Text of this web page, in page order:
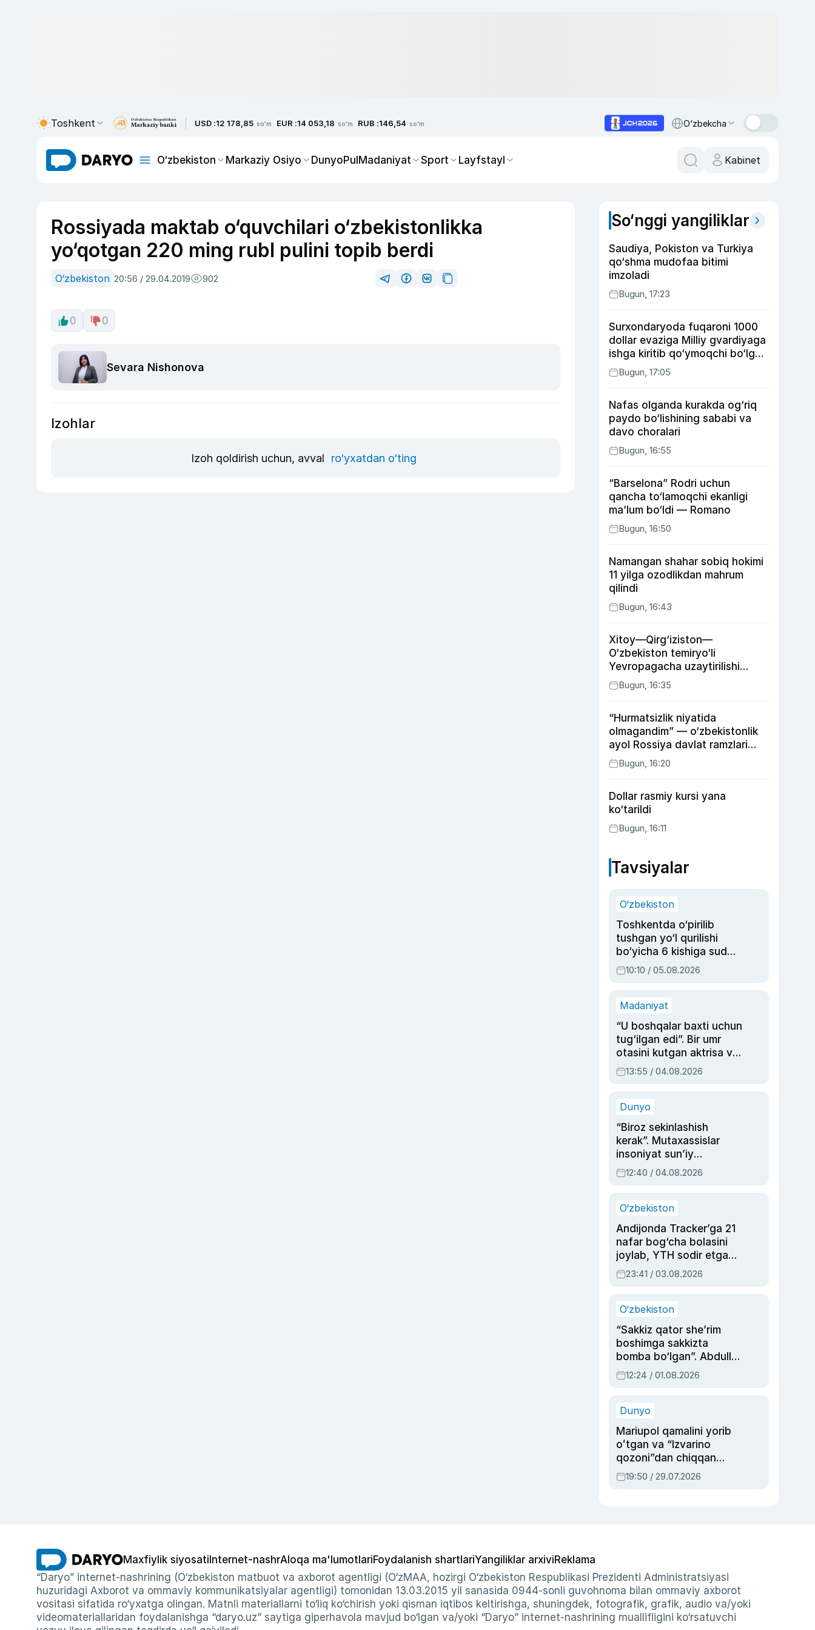
Toshkent USD :12 178,85 so'm EUR :14 053,18 so'm RUB :146,54 so'm O‘zbekcha
O‘zbekiston Markaziy Osiyo DunyoPulMadaniyat Sport Layfstayl Kabinet
Rossiyada maktab o‘quvchilari o‘zbekistonlikka
yo‘qotgan 220 ming rubl pulini topib berdi
O‘zbekiston 20:56 / 29.04.2019 902
0 0
Sevara Nishonova
Izohlar
Izoh qoldirish uchun, avval ro‘yxatdan o‘ting
So‘nggi yangiliklar
Saudiya, Pokiston va Turkiya
qo‘shma mudofaa bitimi
imzoladi
Bugun, 17:23
Surxondaryoda fuqaroni 1000
dollar evaziga Milliy gvardiyaga
ishga kiritib qo‘ymoqchi bo‘lgan
shaxs ushlandi
Bugun, 17:05
Nafas olganda kurakda og‘riq
paydo bo‘lishining sababi va
davo choralari
Bugun, 16:55
“Barselona” Rodri uchun
qancha to‘lamoqchi ekanligi
ma’lum bo‘ldi — Romano
Bugun, 16:50
Namangan shahar sobiq hokimi
11 yilga ozodlikdan mahrum
qilindi
Bugun, 16:43
Xitoy—Qirg‘iziston—
O‘zbekiston temiryo‘li
Yevropagacha uzaytirilishi
mumkin
Bugun, 16:35
“Hurmatsizlik niyatida
olmagandim” — o‘zbekistonlik
ayol Rossiya davlat ramzlari
tushirilgan poyandoz haqida
Bugun, 16:20
Dollar rasmiy kursi yana
ko‘tarildi
Bugun, 16:11
Tavsiyalar
O‘zbekiston
Toshkentda o‘pirilib
tushgan yo‘l qurilishi
bo‘yicha 6 kishiga sud
hukmi o‘qildi
10:10 / 05.08.2026
Madaniyat
“U boshqalar baxti uchun
tug‘ilgan edi”. Bir umr
otasini kutgan aktrisa va
dublyaj ustasi Rimma
Ahmedovaning
13:55 / 04.08.2026
Dunyo
“Biroz sekinlashish
kerak”. Mutaxassislar
insoniyat sun’iy
intellektni boshqara
olmay qolishidan xavotir
12:40 / 04.08.2026
O‘zbekiston
Andijonda Tracker’ga 21
nafar bog‘cha bolasini
joylab, YTH sodir etgan
ayolga sud hukmi o‘qildi
23:41 / 03.08.2026
O‘zbekiston
“Sakkiz qator she’rim
boshimga sakkizta
bomba bo‘lgan”. Abdulla
Oripovni siyosiy
ayblovlardan asrab
12:24 / 01.08.2026
Dunyo
Mariupol qamalini yorib
oʻtgan va “Izvarino
qozoni”dan chiqqan
qahramon — Ukraina
armiyasi bosh
19:50 / 29.07.2026
Maxfiylik siyosati Internet-nashrAloqa ma'lumotlariFoydalanish shartlariYangiliklar arxiviReklama
“Daryo” internet-nashrining (O‘zbekiston matbuot va axborot agentligi (O‘zMAA, hozirgi O‘zbekiston Respublikasi Prezidenti Administratsiyasi
huzuridagi Axborot va ommaviy kommunikatsiyalar agentligi) tomonidan 13.03.2015 yil sanasida 0944-sonli guvohnoma bilan ommaviy axborot
vositasi sifatida ro‘yxatga olingan. Matnli materiallarni to‘liq ko‘chirish yoki qisman iqtibos keltirishga, shuningdek, fotografik, grafik, audio va/yoki
videomateriallaridan foydalanishga “daryo.uz” saytiga giperhavola mavjud bo‘lgan va/yoki “Daryo” internet-nashrining muallifligini ko‘rsatuvchi